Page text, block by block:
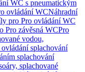
WC s pneumatickým
ovládání WCNáhradní
pro Pro ovládání WC
Pro závěsná WCPro
vodou,
splachování
splachování
splachované